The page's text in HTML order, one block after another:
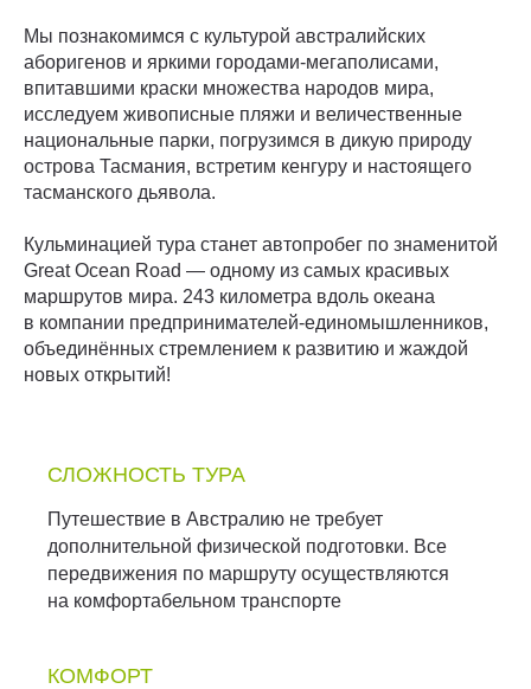
Мы познакомимся с культурой австралийских
аборигенов и яркими городами-мегаполисами,
впитавшими краски множества народов мира,
исследуем живописные пляжи и величественные
национальные парки, погрузимся в дикую природу
острова Тасмания, встретим кенгуру и настоящего
тасманского дьявола.
Кульминацией тура станет автопробег по знаменитой
Great Ocean Road — одному из самых красивых
маршрутов мира. 243 километра вдоль океана
в компании предпринимателей-единомышленников,
объединённых стремлением к развитию и жаждой
новых открытий!
СЛОЖНОСТЬ ТУРА
Путешествие в Австралию не требует
дополнительной физической подготовки. Все
передвижения по маршруту осуществляются
на комфортабельном транспорте
КОМФОРТ